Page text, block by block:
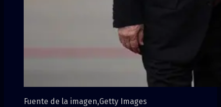
Fuente de la imagen,Getty Images